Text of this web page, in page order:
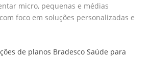
micro, pequenas e médias
foco em soluções personalizadas e
de planos Bradesco Saúde para